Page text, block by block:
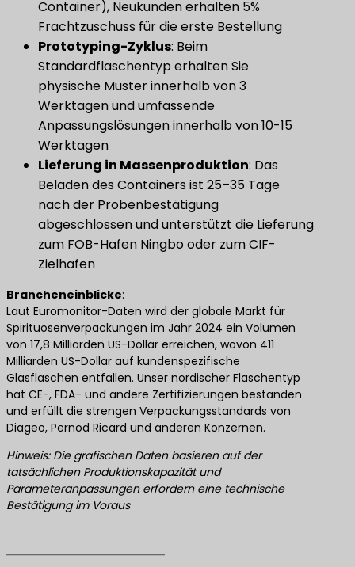
Container), Neukunden erhalten 5%
Frachtzuschuss für die erste Bestellung
Prototyping-Zyklus​: Beim
Standardflaschentyp erhalten Sie
physische Muster innerhalb von 3
Werktagen und umfassende
Anpassungslösungen innerhalb von 10-15
Werktagen
Lieferung in Massenproduktion​: Das
Beladen des Containers ist 25–35 Tage
nach der Probenbestätigung
abgeschlossen und unterstützt die Lieferung
zum FOB-Hafen Ningbo oder zum CIF-
Zielhafen
Brancheneinblicke​:
Laut Euromonitor-Daten wird der globale Markt für
Spirituosenverpackungen im Jahr 2024 ein Volumen
von 17,8 Milliarden US-Dollar erreichen, wovon 411
Milliarden US-Dollar auf kundenspezifische
Glasflaschen entfallen. Unser nordischer Flaschentyp
hat CE-, FDA- und andere Zertifizierungen bestanden
und erfüllt die strengen Verpackungsstandards von
Diageo, Pernod Ricard und anderen Konzernen.
Hinweis: Die grafischen Daten basieren auf der
tatsächlichen Produktionskapazität und
Parameteranpassungen erfordern eine technische
Bestätigung im Voraus